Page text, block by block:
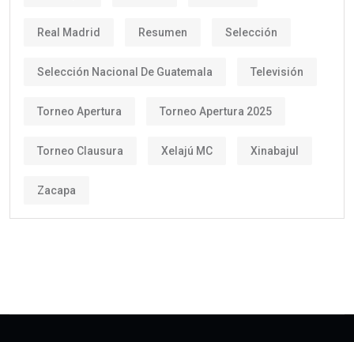
Real Madrid Resumen Selección
Selección Nacional De Guatemala Televisión
Torneo Apertura Torneo Apertura 2025
Torneo Clausura Xelajú MC Xinabajul
Zacapa